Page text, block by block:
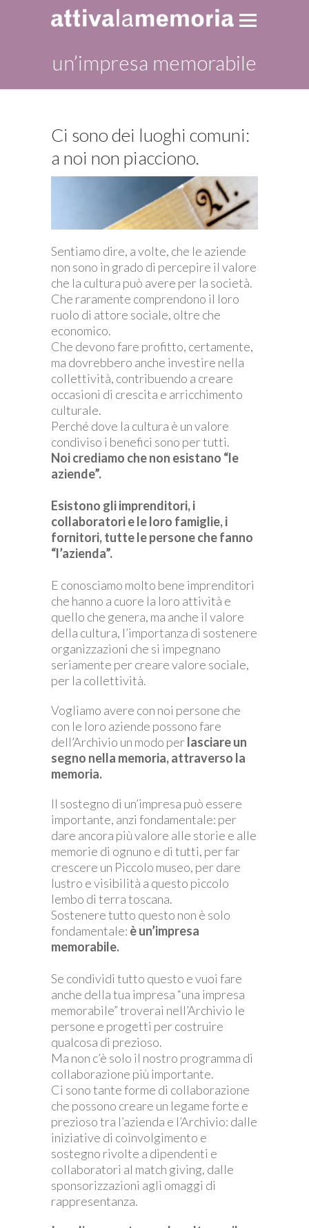
un’impresa memorabile
Ci sono dei luoghi comuni:
a noi non piacciono.
Sentiamo dire, a volte, che le aziende
non sono in grado di percepire il valore
che la cultura può avere per la società.
Che raramente comprendono il loro
ruolo di attore sociale, oltre che
economico.
Che devono fare profitto, certamente,
ma dovrebbero anche investire nella
collettività, contribuendo a creare
occasioni di crescita e arricchimento
culturale.
Perché dove la cultura è un valore
condiviso i benefici sono per tutti.
Noi crediamo che non esistano “le
aziende”.
Esistono gli imprenditori, i
collaboratori e le loro famiglie, i
fornitori, tutte le persone che fanno
“l’azienda”.
E conosciamo molto bene imprenditori
che hanno a cuore la loro attività e
quello che genera, ma anche il valore
della cultura, l’importanza di sostenere
organizzazioni che si impegnano
seriamente per creare valore sociale,
per la collettività.
Vogliamo avere con noi persone che
con le loro aziende possono fare
dell’Archivio un modo perlasciare un
segno nella memoria, attraverso la
memoria.
Il sostegno di un’impresa può essere
importante, anzi fondamentale: per
dare ancora più valore alle storie e alle
memorie di ognuno e di tutti, per far
crescere un Piccolo museo, per dare
lustro e visibilità a questo piccolo
lembo di terra toscana.
Sostenere tutto questo non è solo
fondamentale: è un’impresa
memorabile.
Se condividi tutto questo e vuoi fare
anche della tua impresa “una impresa
memorabile” troverai nell’Archivio le
persone e progetti per costruire
qualcosa di prezioso.
Ma non c’è solo il nostro programma di
collaborazione più importante.
Ci sono tante forme di collaborazione
che possono creare un legame forte e
prezioso tra l’azienda e l’Archivio: dalle
iniziative di coinvolgimento e
sostegno rivolte a dipendenti e
collaboratori al match giving, dalle
sponsorizzazioni agli omaggi di
rappresentanza.